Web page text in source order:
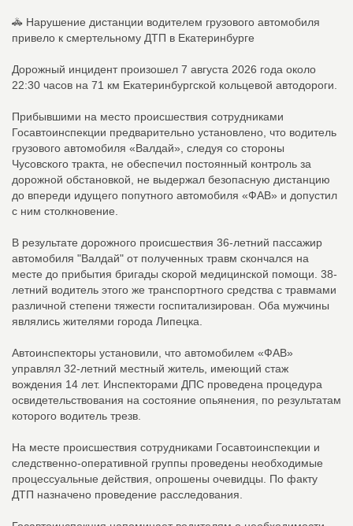
🚓 Нарушение дистанции водителем грузового автомобиля
привело к смертельному ДТП в Екатеринбурге
Дорожный инцидент произошел 7 августа 2026 года около
22:30 часов на 71 км Екатеринбургской кольцевой автодороги.
Прибывшими на место происшествия сотрудниками
Госавтоинспекции предварительно установлено, что водитель
грузового автомобиля «Валдай», следуя со стороны
Чусовского тракта, не обеспечил постоянный контроль за
дорожной обстановкой, не выдержал безопасную дистанцию
до впереди идущего попутного автомобиля «ФАВ» и допустил
с ним столкновение.
В результате дорожного происшествия 36-летний пассажир
автомобиля "Валдай" от полученных травм скончался на
месте до прибытия бригады скорой медицинской помощи. 38-
летний водитель этого же транспортного средства с травмами
различной степени тяжести госпитализирован. Оба мужчины
являлись жителями города Липецка.
Автоинспекторы установили, что автомобилем «ФАВ»
управлял 32-летний местный житель, имеющий стаж
вождения 14 лет. Инспекторами ДПС проведена процедура
освидетельствования на состояние опьянения, по результатам
которого водитель трезв.
На месте происшествия сотрудниками Госавтоинспекции и
следственно-оперативной группы проведены необходимые
процессуальные действия, опрошены очевидцы. По факту
ДТП назначено проведение расследования.